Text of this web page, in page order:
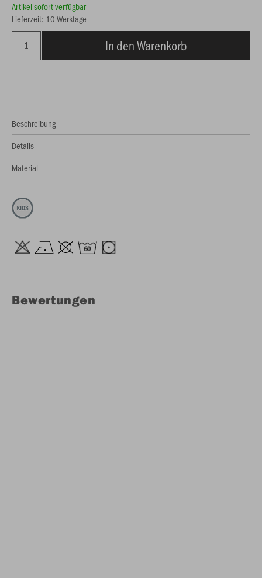
Artikel sofort verfügbar
Lieferzeit: 10 Werktage
In den Warenkorb
Beschreibung
Details
Material
Bewertungen